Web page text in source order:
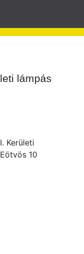
lámpás
Kerületi
10